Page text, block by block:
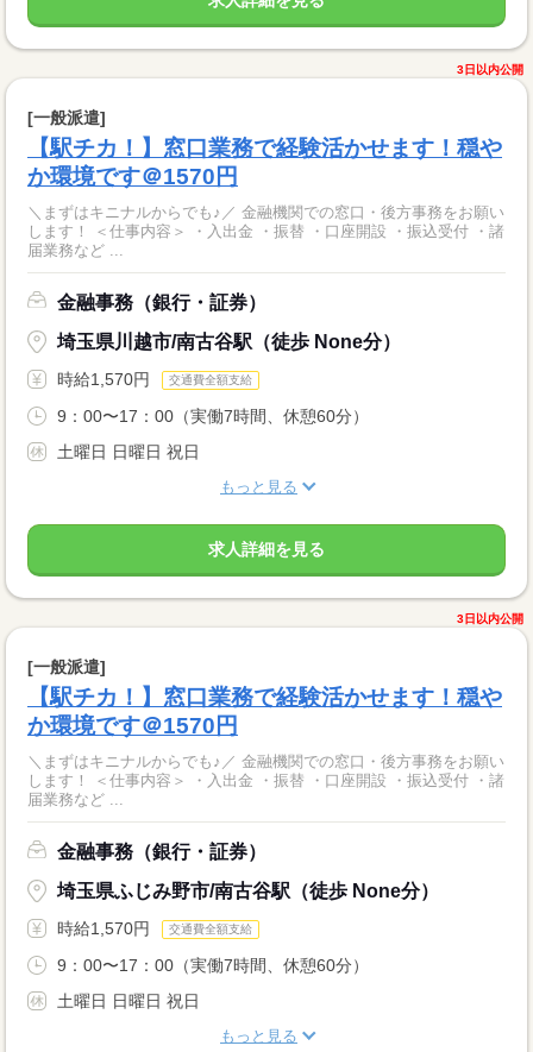
3日以内公開
[一般派遣]
【駅チカ！】窓口業務で経験活かせます！穏や
か環境です＠1570円
＼まずはキニナルからでも♪／ 金融機関での窓口・後方事務をお願い
します！ ＜仕事内容＞ ・入出金 ・振替 ・口座開設 ・振込受付 ・諸
届業務など ...
金融事務（銀行・証券）
埼玉県川越市/南古谷駅（徒歩 None分）
時給1,570円 交通費全額支給
9：00〜17：00（実働7時間、休憩60分）
土曜日 日曜日 祝日
もっと見る
求人詳細を見る
3日以内公開
[一般派遣]
【駅チカ！】窓口業務で経験活かせます！穏や
か環境です＠1570円
＼まずはキニナルからでも♪／ 金融機関での窓口・後方事務をお願い
します！ ＜仕事内容＞ ・入出金 ・振替 ・口座開設 ・振込受付 ・諸
届業務など ...
金融事務（銀行・証券）
埼玉県ふじみ野市/南古谷駅（徒歩 None分）
時給1,570円 交通費全額支給
9：00〜17：00（実働7時間、休憩60分）
土曜日 日曜日 祝日
もっと見る